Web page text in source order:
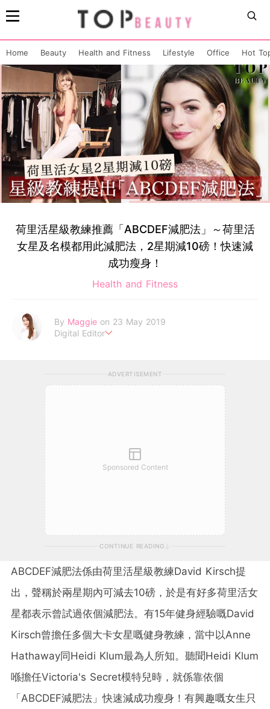
Home Beauty Health and Fitness Lifestyle Office Hot
荷里活星級教練推薦「ABCDEF減肥法」～荷里活
女星及名模都用此減肥法，2星期減10磅！快速減
成功瘦身！
Health and Fitness
By Maggie on 23 May 2019
Digital Editor
ADVERTISEMENT
Sponsored Content
CONTINUE READING
ABCDEF減肥法係由荷里活星級教練David Kirsch提
出，聲稱於兩星期內可減去10磅，於是有好多荷里活女
星都表示曾試過依個減肥法。有15年健身經驗嘅David
Kirsch曾擔任多個大卡女星嘅健身教練，當中以Anne
Hathaway同Heidi Klum最為人所知。聽聞Heidi Klum
喺擔任Victoria's Secret模特兒時，就係靠依個
「ABCDEF減肥法」快速減成功瘦身！有興趣嘅女生只